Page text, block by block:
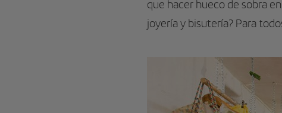
que hacer hueco de sobra
joyería y bisutería? Para